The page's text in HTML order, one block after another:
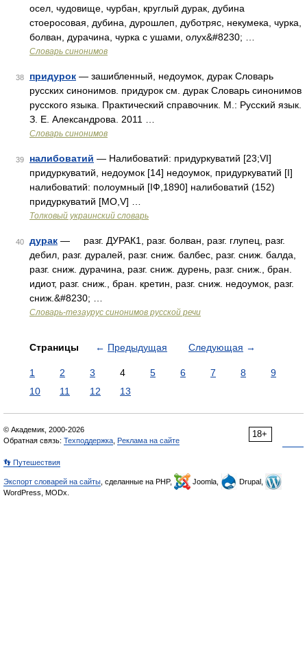
осел, чудовище, чурбан, круглый дурак, дубина
стоеросовая, дубина, дурошлеп, дуботряс, некумека, чурка,
болван, дурачина, чурка с ушами, олух&#8230; …
Словарь синонимов
38 придурок — зашибленный, недоумок, дурак Словарь
русских синонимов. придурок см. дурак Словарь синонимов
русского языка. Практический справочник. М.: Русский язык.
З. Е. Александрова. 2011 …
Словарь синонимов
39 налибоватий — Налибоватий: придуркуватий [23;VI]
придуркуватий, недоумок [14] недоумок, придуркуватий [I]
налибоватий: полоумный [ІФ,1890] налибоватий (152)
придуркуватий [MО,V] …
Толковый украинский словарь
40 дурак — разг. ДУРАК1, разг. болван, разг. глупец, разг.
дебил, разг. дуралей, разг. сниж. балбес, разг. сниж. балда,
разг. сниж. дурачина, разг. сниж. дурень, разг. сниж., бран.
идиот, разг. сниж., бран. кретин, разг. сниж. недоумок, разг.
сниж.&#8230; …
Словарь-тезаурус синонимов русской речи
Страницы ← Предыдущая Следующая →
1 2 3 4 5 6 7 8
9
10
11 12 13
18+
© Академик, 2000-2026
Обратная связь: Техподдержка Реклама на сайте
👣 Путешествия
Экспорт словарей на сайты , сделанные на PHP, Joomla,
Drupal,
WordPress, MODx.